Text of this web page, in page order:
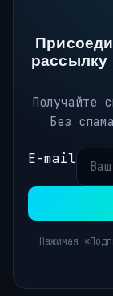
Получайте
Без
E-mail
Нажимая